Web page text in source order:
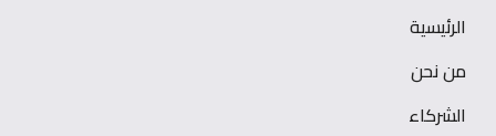
الرئيسية
من نحن
الشركاء